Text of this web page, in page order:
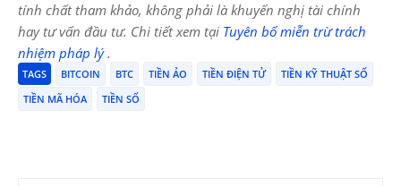
tính chất tham khảo, không phải là khuyến nghị tài chính
hay tư vấn đầu tư. Chi tiết xem tại Tuyên bố miễn trừ trách
nhiệm pháp lý.
TAGS BITCOIN BTC TIỀN ẢO TIỀN ĐIỆN TỬ
TIỀN KỸ THUẬT SỐ
TIỀN MÃ HÓA
TIỀN SỐ